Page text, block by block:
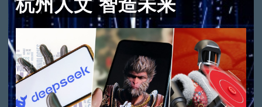
杭州人文 智造未来